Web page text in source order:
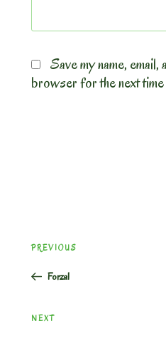
Save my name,
browser for the next
navigation
Previous
PREVIOUS
Forza!
Next
NEXT